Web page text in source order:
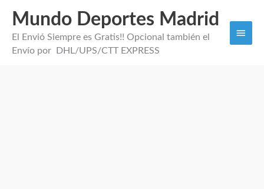
Mundo Deportes Madrid
El Envió Siempre es Gratis!! Opcional también el
Envío por DHL/UPS/CTT EXPRESS